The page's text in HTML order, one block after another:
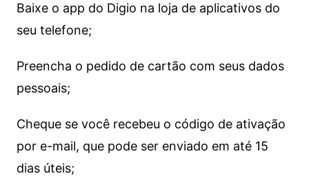
Baixe o app do Digio na loja de aplicativos do
seu telefone;
Preencha o pedido de cartão com seus dados
pessoais;
Cheque se você recebeu o código de ativação
por e-mail, que pode ser enviado em até 15
dias úteis;